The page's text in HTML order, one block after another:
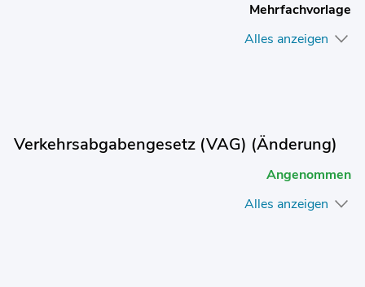
Mehrfachvorlage
Alles anzeigen
Verkehrsabgabengesetz (VAG) (Änderung)
Angenommen
Alles anzeigen